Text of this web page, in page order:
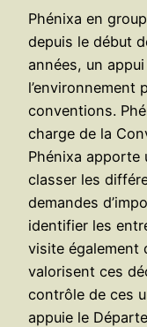
Phénixa en
depuis le début
années, un
l’environnement
conventions.
charge de la
Phénixa apporte
classer les
demandes
identifier les
visite également
valorisent ces
contrôle de ces
appuie le